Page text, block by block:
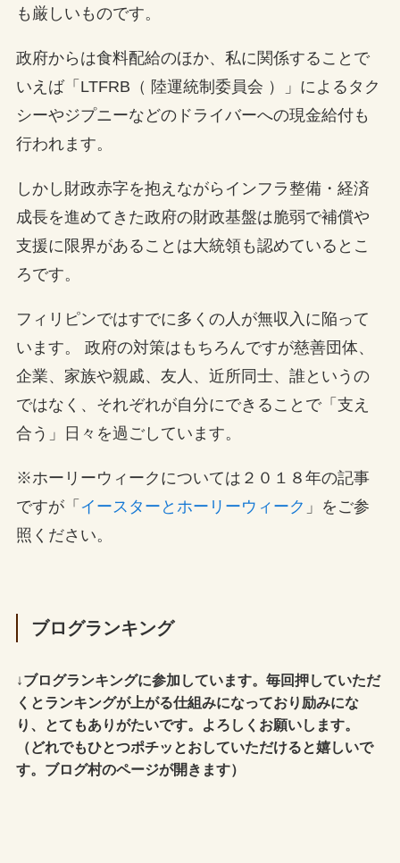
も厳しいものです。
政府からは食料配給のほか、私に関係することで
いえば「LTFRB（ 陸運統制委員会 ）」によるタク
シーやジプニーなどのドライバーへの現金給付も
行われます。
しかし財政赤字を抱えながらインフラ整備・経済
成長を進めてきた政府の財政基盤は脆弱で補償や
支援に限界があることは大統領も認めているとこ
ろです。
フィリピンではすでに多くの人が無収入に陥って
います。 政府の対策はもちろんですが慈善団体、
企業、家族や親戚、友人、近所同士、誰というの
ではなく、それぞれが自分にできることで「支え
合う」日々を過ごしています。
※ホーリーウィークについては２０１８年の記事
ですが「 イースターとホーリーウィーク 」をご参
照ください。
ブログランキング
↓ブログランキングに参加しています。毎回押していただ
くとランキングが上がる仕組みになっており励みにな
り、とてもありがたいです。よろしくお願いします。
（どれでもひとつポチッとおしていただけると嬉しいで
す。ブログ村のページが開きます）